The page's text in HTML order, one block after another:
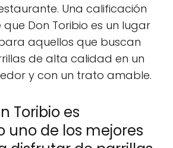
Una calificación
Don Toribio es un lugar
aquellos que buscan
de alta calidad en un
y con un trato amable.
Toribio es
uno de los mejores